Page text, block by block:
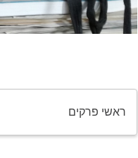
ראשי פרקים